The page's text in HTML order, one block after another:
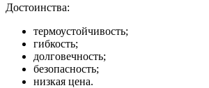
Достоинства:
термоустойчивость;
гибкость;
долговечность;
безопасность;
низкая цена.